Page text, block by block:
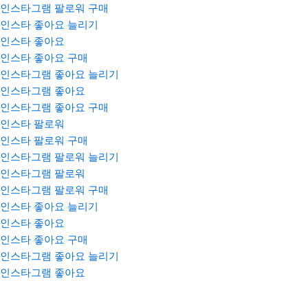
인스타그램 팔로워 구매
인스타 좋아요 늘리기
인스타 좋아요
인스타 좋아요 구매
인스타그램 좋아요 늘리기
인스타그램 좋아요
인스타그램 좋아요 구매
인스타 팔로워
인스타 팔로워 구매
인스타그램 팔로워 늘리기
인스타그램 팔로워
인스타그램 팔로워 구매
인스타 좋아요 늘리기
인스타 좋아요
인스타 좋아요 구매
인스타그램 좋아요 늘리기
인스타그램 좋아요